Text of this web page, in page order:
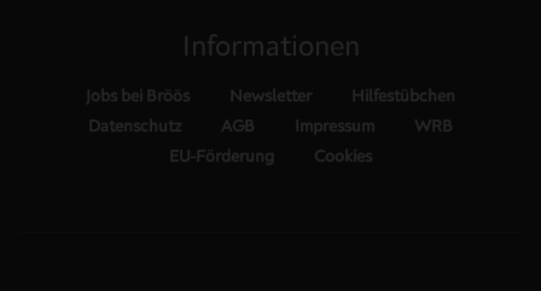
Informationen
Jobs bei Bröös Newsletter
Hilfestübchen
Datenschutz
AGB Impressum
WRB
EU-Förderung
Cookies